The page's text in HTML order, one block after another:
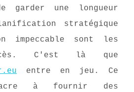
garder une longueur
stratégique
impeccable sont les
C'est là que
entre en jeu. Ce
à fournir des